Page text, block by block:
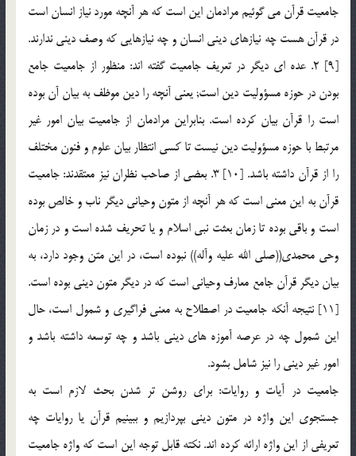
جامعیت قرآن می گوئیم مرادمان این است که هر آنچه مورد نیاز انسان است
در قرآن هست چه نیازهای دینی انسان و چه نیازهایی که وصف دینی ندارند.
[9] 2. عده ای دیگر در تعریف جامعیت گفته اند: منظور از جامعیت جامع
بودن در حوزه مسؤولیت دین است; یعنی آنچه را دین موظف به بیان آن بوده
است را قرآن بیان کرده است. بنابراین مرادمان از جامعیت بیان امور غیر
مرتبط با حوزه مسؤولیت دین نیست تا کسی انتظار بیان علوم و فنون مختلف
را از قرآن داشته باشد. [10] 3. بعضی از صاحب نظران نیز معتقدند: جامعیت
قرآن به این معنی است که هر آنچه از متون وحیانی دیگر ناب و خالص بوده
است و باقی بوده تا زمان بعثت نبی اسلام و یا تحریف شده است و در زمان
وحی محمدی((صلی الله علیه وآله)) نبوده است، در این متن وجود دارد، به
بیان دیگر قرآن جامع معارف وحیانی است که در دیگر متون دینی بوده است.
[11] نتیجه آنکه جامعیت در اصطلاح به معنی فراگیری و شمول است، حال
این شمول چه در عرصه آموزه های دینی باشد و چه توسعه داشته باشد و
امور غیر دینی را نیز شامل بشود.
جامعیت در آیات و روایات: برای روشن تر شدن بحث لازم است به
جستجوی این واژه در متون دینی بپردازیم و ببینیم قرآن یا روایات چه
تعریفی از این واژه ارائه کرده اند. نکته قابل توجه این است که واژه جامعیت